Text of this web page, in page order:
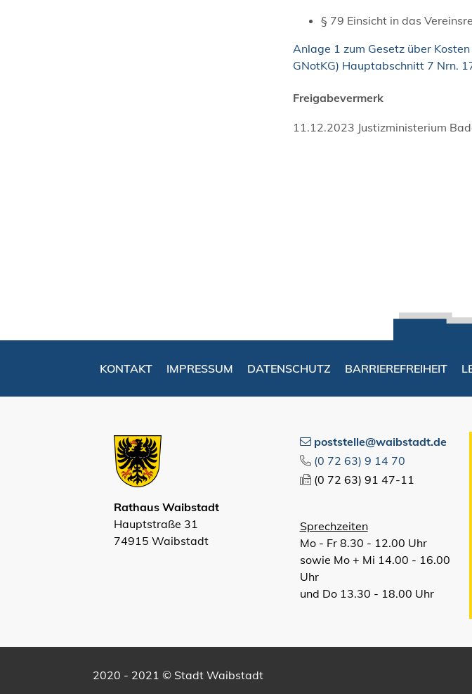
§ 79 Einsicht in das
Anlage 1 zum Gesetz über
GNotKG) Hauptabschnitt 7 Nrn.
Freigabevermerk
11.12.2023 Justizministerium
KONTAKT IMPRESSUM DATENSCHUTZ BARRIEREFREIHEIT
Rathaus Waibstadt
Hauptstraße 31
74915 Waibstadt
poststelle@waibstadt.de
(0 72 63) 9 14 70
(0 72 63) 91 47-11
Sprechzeiten
Mo - Fr 8.30 - 12.00 Uhr
sowie Mo + Mi 14.00 - 16.00
Uhr
und Do 13.30 - 18.00 Uhr
2020 - 2021 © Stadt Waibstadt